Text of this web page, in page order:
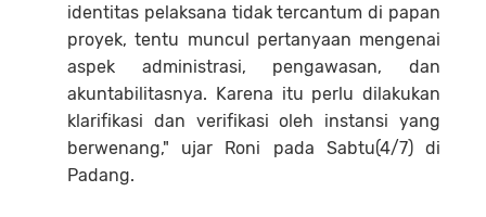
identitas pelaksana tidak tercantum di papan
proyek, tentu muncul pertanyaan mengenai
aspek administrasi, pengawasan, dan
akuntabilitasnya. Karena itu perlu dilakukan
klarifikasi dan verifikasi oleh instansi yang
berwenang," ujar Roni pada Sabtu(4/7) di
Padang.